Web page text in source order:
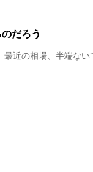
だろう
近の相場、半端ない